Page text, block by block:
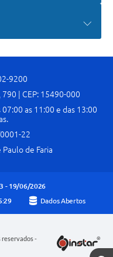
9200
| CEP: 15490-000
as 11:00 e das 13:00
22
de Faria
- 19/06/2026
Dados Abertos
reservados -